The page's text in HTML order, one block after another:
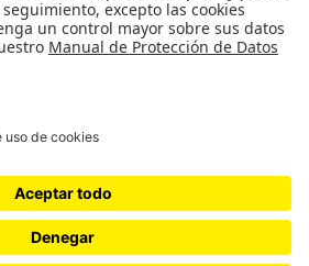
Decreto 1297 del 30 de mayo de 1964.
Resolución 28 del 23 de febrero de 1949